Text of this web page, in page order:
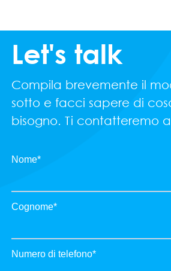
Let's talk
Compila brevemente il
sotto e facci sapere di
bisogno. Ti contatteremo
Nome*
Cognome*
Numero di telefono*